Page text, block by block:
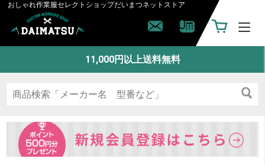
おしゃれ作業服セレクトショップだいまつネットストア
11,000円以上送料無料